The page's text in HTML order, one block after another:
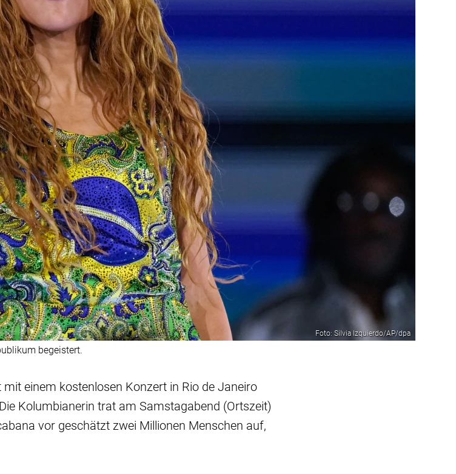
Foto: Silvia Izquierdo/AP/dpa
begeistert.
einem kostenlosen Konzert in Rio de Janeiro
Kolumbianerin trat am Samstagabend (Ortszeit)
vor geschätzt zwei Millionen Menschen auf,